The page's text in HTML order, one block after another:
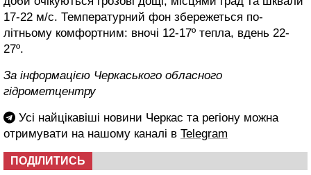
17-22 м/с. Температурний фон збережеться по-
літньому комфортним: вночі 12-17º тепла, вдень 22-
27º.
За інформацією Черкаського обласного
гідрометцентру
Усі найцікавіші новини Черкас та регіону можна
отримувати на нашому каналі в Telegram
ПОДІЛИТИСЬ